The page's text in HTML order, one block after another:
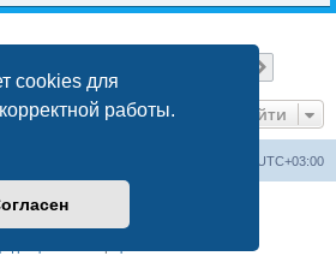
cookies для
работы.
Перейти
UTC+03:00
phpBB® Forum Software © phpBB Limited
поддержка phpBB